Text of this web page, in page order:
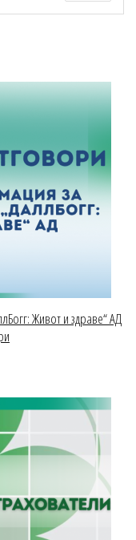
Живот и здраве“ АД